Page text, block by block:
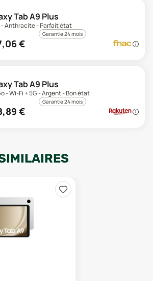
Tab A9 Plus
- Anthracite - Parfait état
Garantie 24 mois
€
Tab A9 Plus
- Wi-Fi + 5G - Argent - Bon état
Garantie 24 mois
€